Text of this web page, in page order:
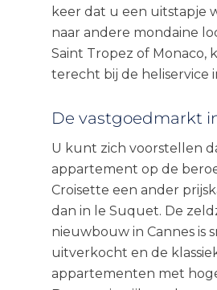
keer dat u een uitstapje
naar andere mondaine
Saint Tropez of Monaco,
terecht bij de heliservice
De vastgoedmarkt
U kunt zich voorstellen
appartement op de
Croisette een ander
dan in le Suquet. De
nieuwbouw in Cannes is
uitverkocht en de
appartementen met